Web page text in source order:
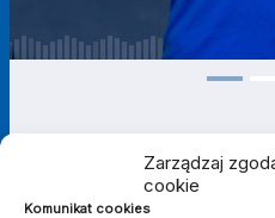
Zarządzaj
cookie
Komunikat cookies
II LIGA FUTSALU